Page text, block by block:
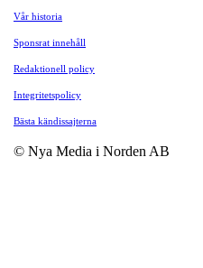
Vår historia
Sponsrat innehåll
Redaktionell policy
Integritetspolicy
Bästa kändissajterna
© Nya Media i Norden AB